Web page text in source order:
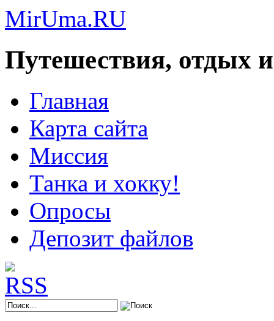
MirUma.RU
Путешествия, отдых
Главная
Карта сайта
Миссия
Танка и хокку!
Опросы
Депозит файлов